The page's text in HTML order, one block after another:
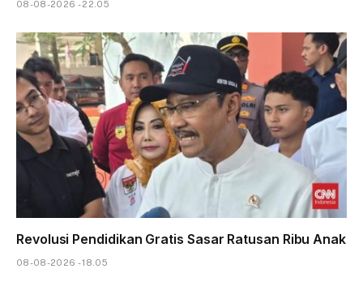
08-08-2026 - 22.05
Revolusi Pendidikan Gratis Sasar Ratusan Ribu Anak
08-08-2026 - 18.05